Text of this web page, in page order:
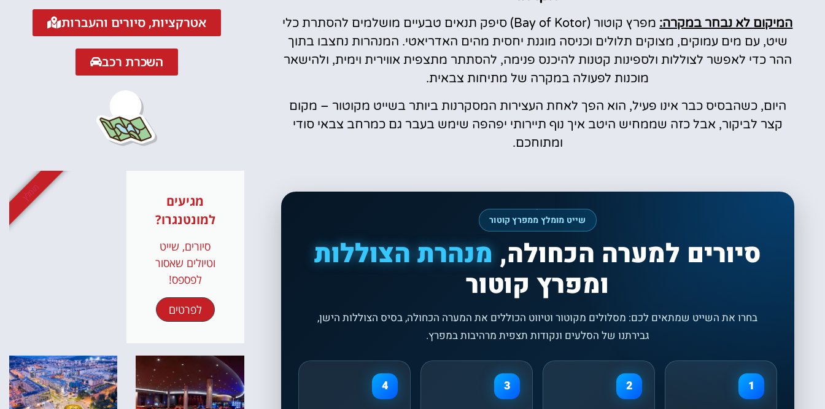
המיקום לא נבחר במקרה:
מפרץ קוטור (Bay of Kotor) סיפק תנאים טבעיים מושלמים להסתרת כלי
שיט, עם מים עמוקים, מצוקים תלולים וכניסה מוגנת יחסית מהים האדריאטי. המנהרות נחצבו בתוך
ההר כדי לאפשר לצוללות ולספינות קטנות להיכנס פנימה, להסתתר מתצפית אווירית וימית, ולהישאר
מוכנות לפעולה במקרה של מתיחות צבאית.
היום, כשהבסיס כבר אינו פעיל, הוא הפך לאחת העצירות המסקרנות ביותר בשייט מקוטור – מקום
קצר לביקור, אבל כזה שממחיש היטב איך נוף תיירותי יפהפה שימש בעבר גם כמרחב צבאי סודי
ומתוחכם.
שייט מומלץ ממפרץ קוטור
סיורים למערה הכחולה,מנהרת הצוללות
ומפרץ קוטור
בחרו את השייט שמתאים לכם: מסלולים מקוטור וטיווט הכוללים את המערה הכחולה, בסיס הצוללות הישן,
גבירתנו של הסלעים ונקודות תצפית מרהיבות במפרץ.
1
2
3
4
אטרקציות, סיורים והעברות
השכרת רכב
מגיעים
למונטנגרו?
סיורים, שייט
וטיולים שאסור
לפספס!
לפרטים
מומלץ